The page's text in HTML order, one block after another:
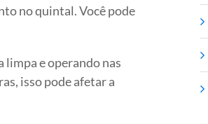
no quintal. Você pode
limpa e operando nas
isso pode afetar a